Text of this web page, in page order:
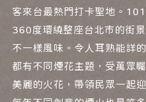
客來台最熱門打卡聖地。
360度環繞整座台北市的街
不一樣風味。令人耳熟能詳
都有不同煙花主題，受萬眾
美麗的火花，帶領民眾一起